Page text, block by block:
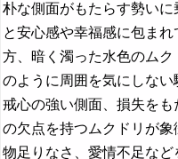
朴な側面がもたらす勢い
と安心感や幸福感に包ま
方、暗く濁った水色のム
のように周囲を気にしな
戒心の強い側面、損失を
の欠点を持つムクドリが象
物足りなさ、愛情不足な